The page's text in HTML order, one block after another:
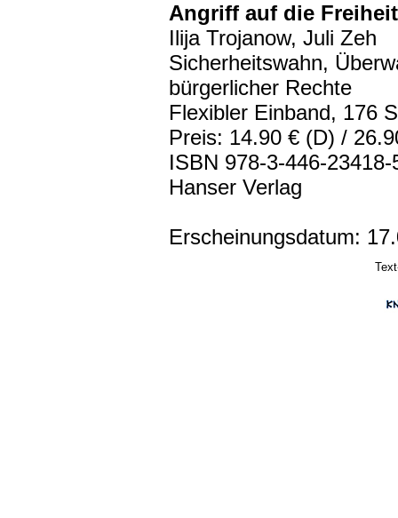
Angriff auf die Freiheit
Ilija Trojanow, Juli Zeh
Sicherheitswahn,
bürgerlicher Rechte
Flexibler Einband, 176
Preis: 14.90 € (D) /
ISBN 978-3-446-23418-
Hanser Verlag
Erscheinungsdatum: